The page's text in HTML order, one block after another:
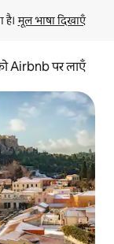
है। मूल भाषा दिखाएँ
Airbnb पर लाएँ